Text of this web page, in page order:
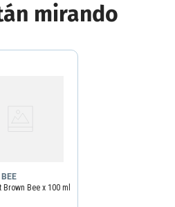
mirando
BEE
Brown Bee x 100 ml